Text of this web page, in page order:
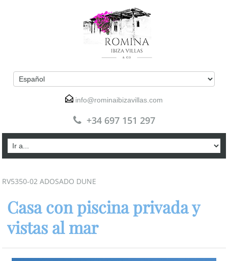
info@rominaibizavillas.com
+34 697 151 297
RV5350-02 ADOSADO DUNE
Casa con piscina privada y
vistas al mar